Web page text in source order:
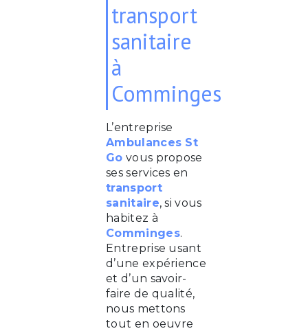
transport
sanitaire
à
Comminges
L’entreprise
Ambulances St
Go vous propose
ses services en
transport
sanitaire, si vous
habitez à
Comminges.
Entreprise usant
d’une expérience
et d’un savoir-
faire de qualité,
nous mettons
tout en oeuvre